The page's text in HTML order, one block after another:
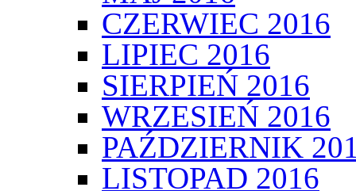
CZERWIEC 2016
LIPIEC 2016
SIERPIEŃ 2016
WRZESIEŃ 2016
PAŹDZIERNIK
LISTOPAD 2016